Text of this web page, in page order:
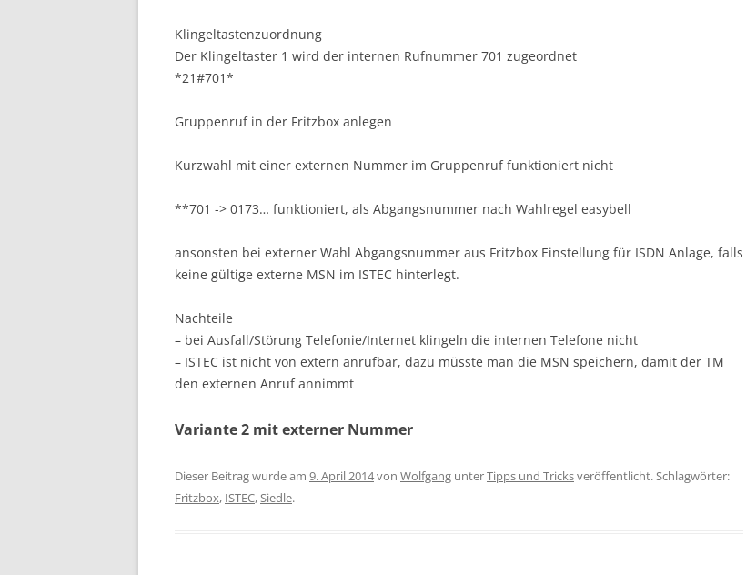
Klingeltastenzuordnung
Der Klingeltaster 1 wird der internen Rufnummer 701 zugeordnet
*21#701*
Gruppenruf in der Fritzbox anlegen
Kurzwahl mit einer externen Nummer im Gruppenruf funktioniert nicht
**701 -> 0173… funktioniert, als Abgangsnummer nach Wahlregel easybell
ansonsten bei externer Wahl Abgangsnummer aus Fritzbox Einstellung für ISDN Anlage, falls
keine gültige externe MSN im ISTEC hinterlegt.
Nachteile
– bei Ausfall/Störung Telefonie/Internet klingeln die internen Telefone nicht
– ISTEC ist nicht von extern anrufbar, dazu müsste man die MSN speichern, damit der TM
den externen Anruf annimmt
Variante 2 mit externer Nummer
Dieser Beitrag wurde am 9. April 2014von Wolfgang unterTipps und Tricksveröffentlicht. Schlagwörter:
Fritzbox, ISTEC, Siedle.